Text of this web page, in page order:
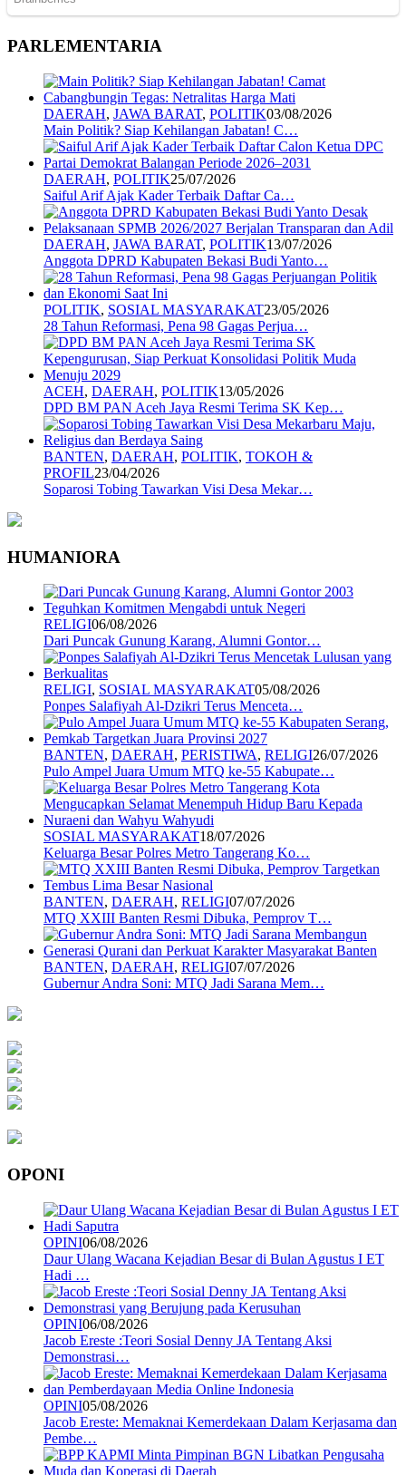
PARLEMENTARIA
DAERAH, JAWA BARAT, POLITIK03/08/2026
Main Politik? Siap Kehilangan Jabatan! C…
DAERAH, POLITIK25/07/2026
Saiful Arif Ajak Kader Terbaik Daftar Ca…
DAERAH, JAWA BARAT, POLITIK13/07/2026
Anggota DPRD Kabupaten Bekasi Budi Yanto…
POLITIK, SOSIAL MASYARAKAT23/05/2026
28 Tahun Reformasi, Pena 98 Gagas Perjua…
ACEH, DAERAH, POLITIK13/05/2026
DPD BM PAN Aceh Jaya Resmi Terima SK Kep…
BANTEN, DAERAH, POLITIK, TOKOH &
PROFIL23/04/2026
Soparosi Tobing Tawarkan Visi Desa Mekar…
HUMANIORA
RELIGI06/08/2026
Dari Puncak Gunung Karang, Alumni Gontor…
RELIGI, SOSIAL MASYARAKAT05/08/2026
Ponpes Salafiyah Al-Dzikri Terus Menceta…
BANTEN, DAERAH, PERISTIWA, RELIGI26/07/2026
Pulo Ampel Juara Umum MTQ ke-55 Kabupate…
SOSIAL MASYARAKAT18/07/2026
Keluarga Besar Polres Metro Tangerang Ko…
BANTEN, DAERAH, RELIGI07/07/2026
MTQ XXIII Banten Resmi Dibuka, Pemprov T…
BANTEN, DAERAH, RELIGI07/07/2026
Gubernur Andra Soni: MTQ Jadi Sarana Mem…
OPONI
OPINI06/08/2026
Daur Ulang Wacana Kejadian Besar di Bulan Agustus I ET
Hadi …
OPINI06/08/2026
Jacob Ereste :Teori Sosial Denny JA Tentang Aksi
Demonstrasi…
OPINI05/08/2026
Jacob Ereste: Memaknai Kemerdekaan Dalam Kerjasama dan
Pembe…